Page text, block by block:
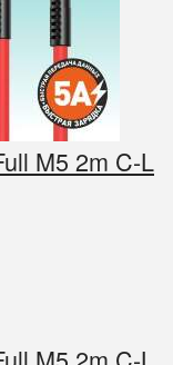
M5 2m C-L